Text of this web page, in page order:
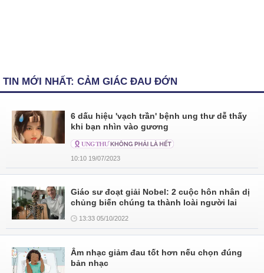
TIN MỚI NHẤT: CẢM GIÁC ĐAU ĐỚN
6 dấu hiệu 'vạch trần' bệnh ung thư dễ thấy
khi bạn nhìn vào gương
10:10 19/07/2023
Giáo sư đoạt giải Nobel: 2 cuộc hôn nhân dị
chủng biến chúng ta thành loài người lai
13:33 05/10/2022
Âm nhạc giảm đau tốt hơn nếu chọn đúng
bản nhạc